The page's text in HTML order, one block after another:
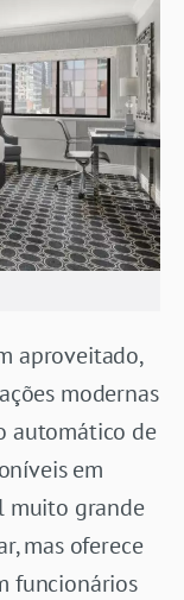
aproveitado,
modernas
automático de
em
muito grande
mas oferece
funcionários